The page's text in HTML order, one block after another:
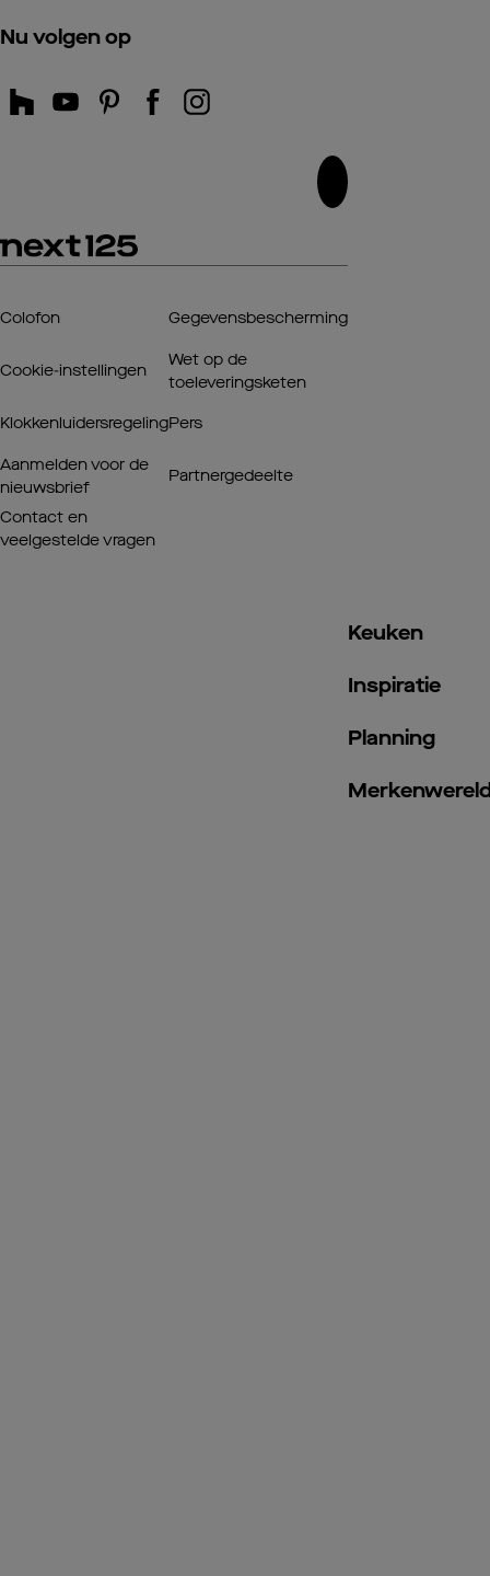
Keuken
Inspiratie
Planning
Colofon Gegevensbescherming
Cookie-instellingen
Wet op de
toeleveringsketen
KlokkenluidersregelingPers
Aanmelden voor de
nieuwsbrief
Partnergedeelte
Contact en
veelgestelde vragen
Nu volgen op